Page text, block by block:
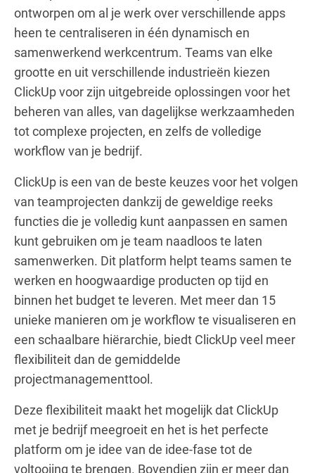
ontworpen om al je werk over verschillende apps
heen te centraliseren in één dynamisch en
samenwerkend werkcentrum. Teams van elke
grootte en uit verschillende industrieën kiezen
ClickUp voor zijn uitgebreide oplossingen voor het
beheren van alles, van dagelijkse werkzaamheden
tot complexe projecten, en zelfs de volledige
workflow van je bedrijf.
ClickUp is een van de beste keuzes voor het volgen
van teamprojecten dankzij de geweldige reeks
functies die je volledig kunt aanpassen en samen
kunt gebruiken om je team naadloos te laten
samenwerken. Dit platform helpt teams samen te
werken en hoogwaardige producten op tijd en
binnen het budget te leveren. Met meer dan 15
unieke manieren om je workflow te visualiseren en
een schaalbare hiërarchie, biedt ClickUp veel meer
flexibiliteit dan de gemiddelde
projectmanagementtool.
Deze flexibiliteit maakt het mogelijk dat ClickUp
met je bedrijf meegroeit en het is het perfecte
platform om je idee van de idee-fase tot de
voltooiing te brengen. Bovendien zijn er meer dan